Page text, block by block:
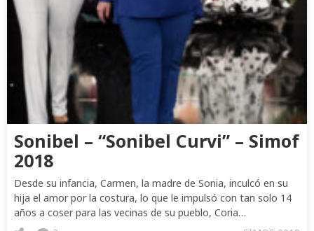
Sonibel – “Sonibel Curvi” – Simof
2018
Desde su infancia, Carmen, la madre de Sonia, inculcó en su
hija el amor por la costura, lo que le impulsó con tan solo 14
años a coser para las vecinas de su pueblo, Coria…